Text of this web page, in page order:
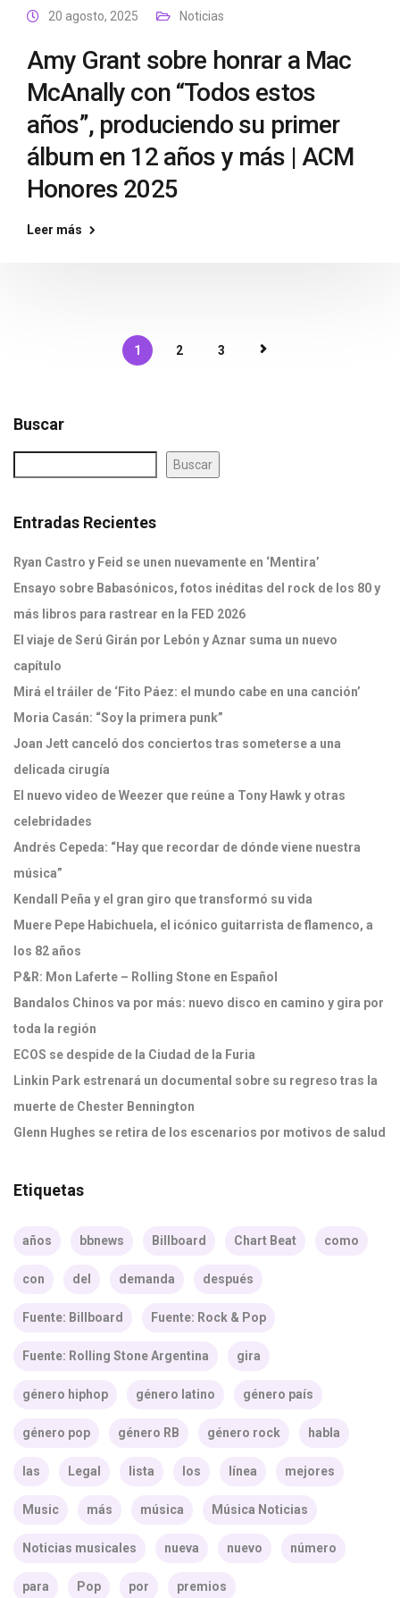
20 agosto, 2025 Noticias
Amy Grant sobre honrar a Mac
McAnally con “Todos estos
años”, produciendo su primer
álbum en 12 años y más | ACM
Honores 2025
Leer más
1 2 3
Buscar
Buscar
Entradas Recientes
Ryan Castro y Feid se unen nuevamente en ‘Mentira’
Ensayo sobre Babasónicos, fotos inéditas del rock de los 80 y
más libros para rastrear en la FED 2026
El viaje de Serú Girán por Lebón y Aznar suma un nuevo
capítulo
Mirá el tráiler de ‘Fito Páez: el mundo cabe en una canción’
Moria Casán: “Soy la primera punk”
Joan Jett canceló dos conciertos tras someterse a una
delicada cirugía
El nuevo video de Weezer que reúne a Tony Hawk y otras
celebridades
Andrés Cepeda: “Hay que recordar de dónde viene nuestra
música”
Kendall Peña y el gran giro que transformó su vida
Muere Pepe Habichuela, el icónico guitarrista de flamenco, a
los 82 años
P&R: Mon Laferte – Rolling Stone en Español
Bandalos Chinos va por más: nuevo disco en camino y gira por
toda la región
ECOS se despide de la Ciudad de la Furia
Linkin Park estrenará un documental sobre su regreso tras la
muerte de Chester Bennington
Glenn Hughes se retira de los escenarios por motivos de salud
Etiquetas
años bbnews Billboard Chart Beat como
con del demanda después
Fuente: Billboard Fuente: Rock & Pop
Fuente: Rolling Stone Argentina gira
género hiphop género latino género país
género pop género RB género rock habla
las Legal lista los línea mejores
Music más música Música Noticias
Noticias musicales nueva nuevo número
para Pop por premios